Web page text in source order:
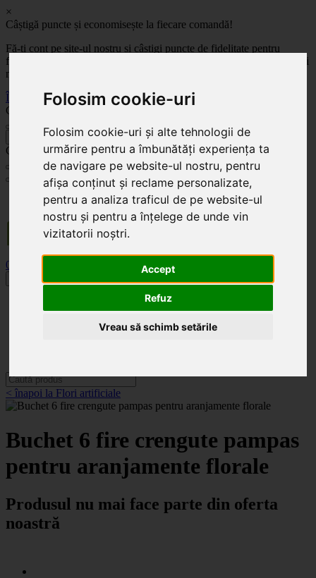
Folosim cookie-uri
Folosim cookie-uri și alte tehnologii de
urmărire pentru a îmbunătăți experiența ta
de navigare pe website-ul nostru, pentru
afișa conținut și reclame personalizate,
pentru a analiza traficul de pe website-ul
nostru și pentru a înțelege de unde vin
vizitatorii noștri.
Accept
Refuz
Vreau să schimb setările
×
Câștigă puncte și economisește la fiecare comandă!
Fă-ți cont pe site-ul nostru și câștigi puncte de fidelitate pentru
fiecare comandă! Cu cât comanzi mai mult, cu atât economisești mai
mult!
Înregistrează-te acum
Celoplast
Celoplast
Transportul este GRATUIT pentru comenzile mai mari de 350 Lei. Comanda minimă în
valoare de 100 Lei. Expediere în 1 - 2 zile lucrătoare.
0
Toggle navigation
< înapoi la Flori artificiale
Buchet 6 fire crengute pampas
pentru aranjamente florale
Produsul nu mai face parte din oferta
noastră